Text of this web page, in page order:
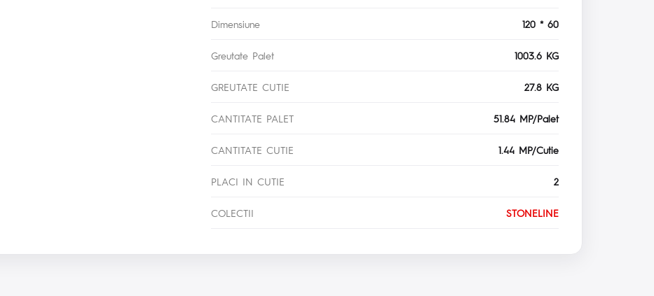
Dimensiune 120 * 60
Greutate Palet 1003.6 KG
GREUTATE CUTIE 27.8 KG
CANTITATE PALET 51.84 MP/Palet
CANTITATE CUTIE 1.44 MP/Cutie
PLACI IN CUTIE 2
COLECTII STONELINE